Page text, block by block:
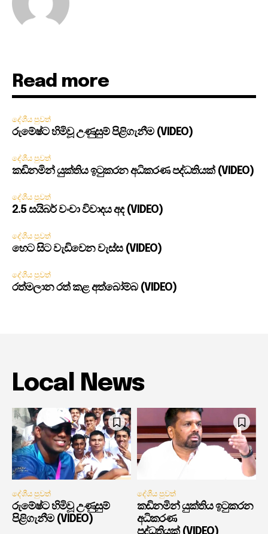
Read more
දේශීය පුවත්
රුමේෂ්ට හිමිවූ උණුසුම් පිළිගැනීම (VIDEO)
දේශීය පුවත්
කඩිනමින් යුක්තිය ඉටුකරන අධිකරණ පද්ධතියක් (VIDEO)
දේශීය පුවත්
2.5 සයිබර් වංචා විවාදය අද (VIDEO)
දේශීය පුවත්
හෙට සිට වැඩිවෙන වැස්ස (VIDEO)
දේශීය පුවත්
රත්මලාන රත් කළ අත්බෝම්බ (VIDEO)
Local News
දේශීය පුවත්
රුමේෂ්ට හිමිවූ උණුසුම්
පිළිගැනීම (VIDEO)
දේශීය පුවත්
කඩිනමින් යුක්තිය ඉටුකරන
අධිකරණ
පද්ධතියක් (VIDEO)